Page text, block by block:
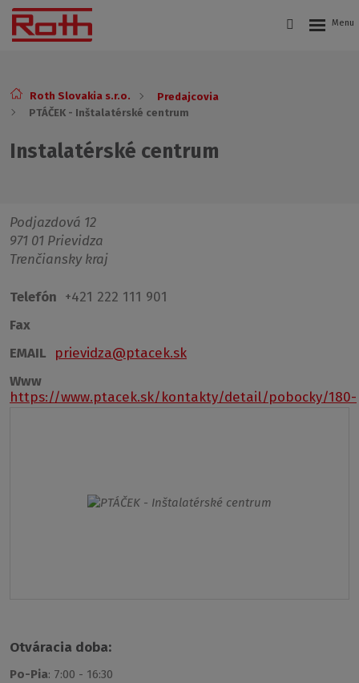
Roth Slovakia s.r.o.
Predajcovia
PTÁČEK - Inštalatérské centrum
Instalatérské centrum
Podjazdová 12
971 01 Prievidza
Trenčiansky kraj
Telefón +421 222 111 901
Fax
EMAIL
prievidza@ptacek.sk
Www
https://www.ptacek.sk/kontakty/detail/pobocky/180-
Otváracia doba:
Po-Pia: 7:00 - 16:30